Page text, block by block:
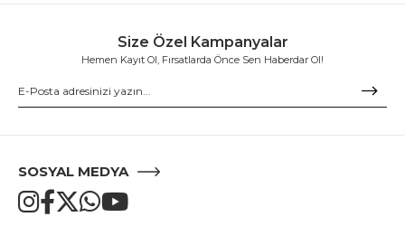
Size Özel Kampanyalar
Hemen Kayıt Ol, Fırsatlarda Önce Sen Haberdar Ol!
SOSYAL MEDYA